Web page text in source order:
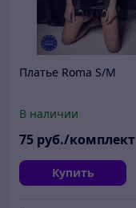
Платье Roma S/M
В наличии
75 руб./комплект
Купить